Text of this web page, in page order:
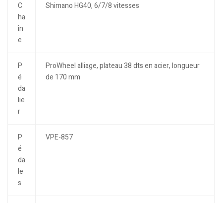
C
ha
în
e
Shimano HG40, 6/7/8 vitesses
P
é
da
lie
r
ProWheel alliage, plateau 38 dts en acier, longueur
de 170 mm
P
é
da
le
s
VPE-857